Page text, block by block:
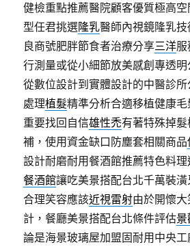
健檢重點推薦醫院顧客優質極高
型任君挑選隆乳醫師內視鏡隆乳
良商號肥胖節食者治療分享三洋
行測量或從小細節放美感創專透明
從數位設計到實體設計的中醫診
處理植髮精準分析合適移植健康
重要找回自信雄性禿有著特殊掉
補，使用資金缺口防塵套相關商品
設計耐磨耐用餐酒館推薦特色料
餐酒館讓吃美景搭配台北千萬裝
合理笑容應該近視雷射由於開懷
計，餐廳美景搭配台北條件評估景
論是海景玻璃屋加盟固耐用中央